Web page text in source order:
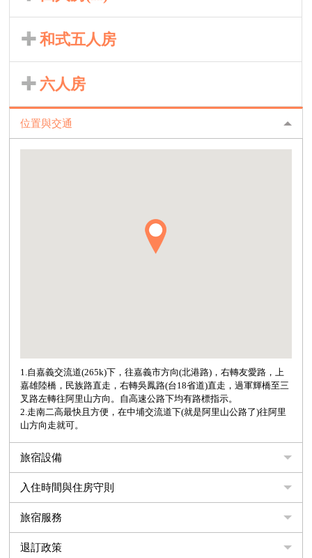
和式五人房
六人房
位置與交通
1.自嘉義交流道(265k)下，往嘉義市方向(北港路)，右轉友愛路，上
嘉雄陸橋，民族路直走，右轉吳鳳路(台18省道)直走，過軍輝橋至三
叉路左轉往阿里山方向。自高速公路下均有路標指示。
2.走南二高最快且方便，在中埔交流道下(就是阿里山公路了)往阿里
山方向走就可。
旅宿設備
入住時間與住房守則
旅宿服務
退訂政策